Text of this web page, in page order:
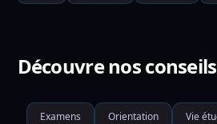
Découvre nos
Examens Orientation Vie